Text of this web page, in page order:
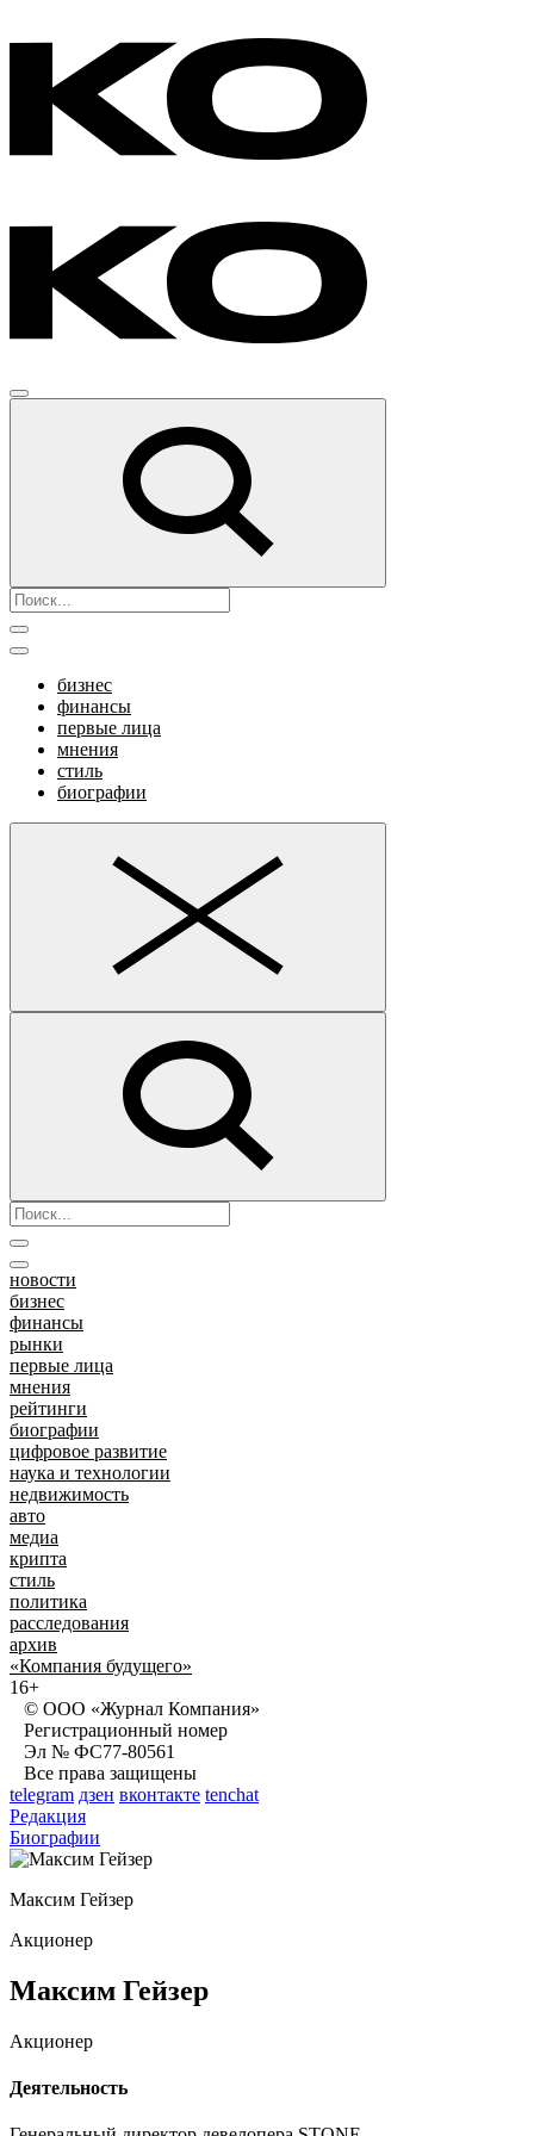
бизнес
финансы
первые лица
мнения
стиль
биографии
новости
бизнес
финансы
рынки
первые лица
мнения
рейтинги
биографии
цифровое развитие
наука и технологии
недвижимость
авто
медиа
крипта
стиль
политика
расследования
архив
«Компания будущего»
16+
© ООО «Журнал Компания»
Регистрационный номер
Эл № ФС77-80561
Все права защищены
telegram дзен вконтакте tenchat
Редакция
Биографии
Максим Гейзер
Акционер
Максим Гейзер
Акционер
Деятельность